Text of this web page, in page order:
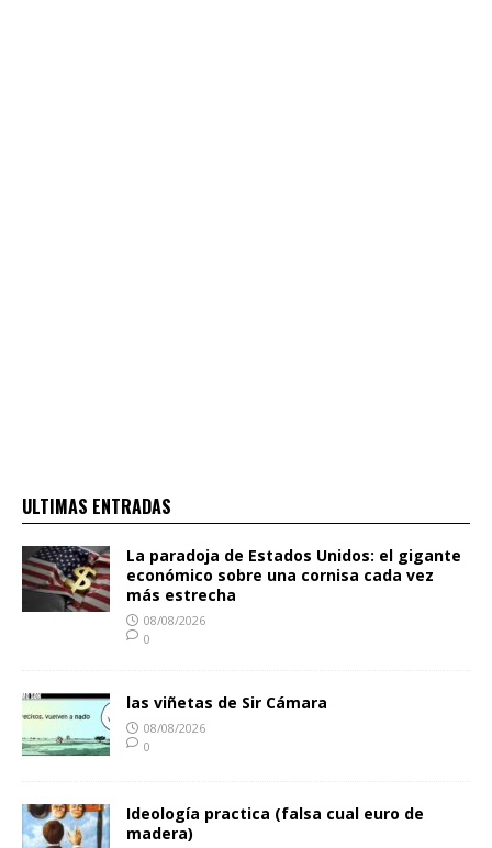
ULTIMAS ENTRADAS
La paradoja de Estados Unidos: el gigante
económico sobre una cornisa cada vez
más estrecha
08/08/2026
0
las viñetas de Sir Cámara
08/08/2026
0
Ideología practica (falsa cual euro de
madera)